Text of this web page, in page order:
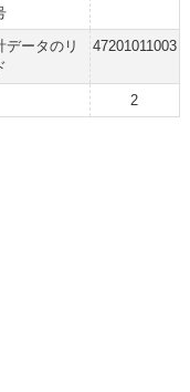
データのリ
47201011003
2